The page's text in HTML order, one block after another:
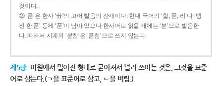
것이다.
② ‘푼’은 한자 ‘分’의 고어 발음의 잔재이다. 현대 국어의 ‘할, 푼, 리’나 ‘땡
전 한 푼’ 등에 ‘푼’이 남아 있으나 한자어로 읽을 때에는 ‘분’으로 발음한
다. 따라서 시계의 ‘분침’은 ‘푼침’으로 쓰지 않는다.
제5항 어원에서 멀어진 형태로 굳어져서 널리 쓰이는 것은, 그것을 표준
어로 삼는다.(ㄱ을 표준어로 삼고, ㄴ을 버림.)